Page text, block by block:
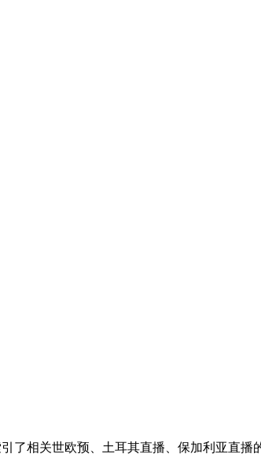
相关世欧预、土耳其直播、保加利亚直播